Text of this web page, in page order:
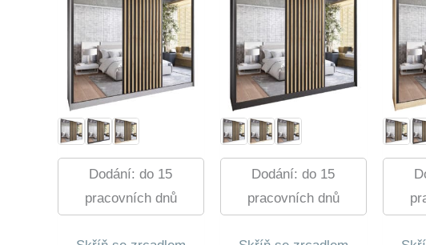
Dodání: do 15
pracovních dnů
Dodání: do 15
pracovních dnů